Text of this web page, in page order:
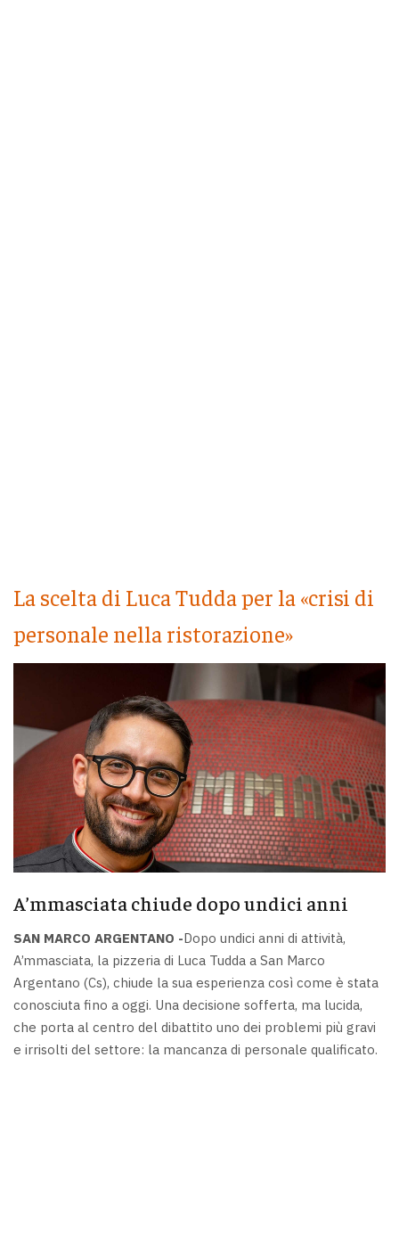
La scelta di Luca Tudda per la «crisi di
personale nella ristorazione»
A’mmasciata chiude dopo undici anni
SAN MARCO ARGENTANO -Dopo undici anni di attività,
A’mmasciata, la pizzeria di Luca Tudda a San Marco
Argentano (Cs), chiude la sua esperienza così come è stata
conosciuta fino a oggi. Una decisione sofferta, ma lucida,
che porta al centro del dibattito uno dei problemi più gravi
e irrisolti del settore: la mancanza di personale qualificato.